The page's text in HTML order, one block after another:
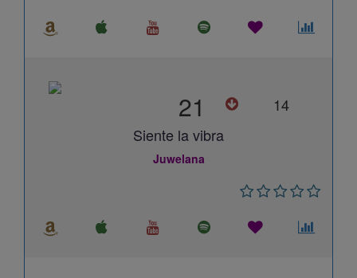
21
14
Siente la vibra
Juwelana